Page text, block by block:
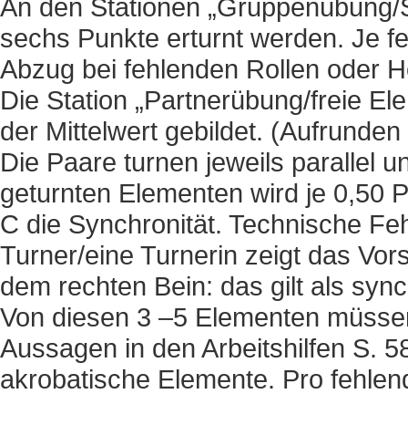
An den Stationen
sechs Punkte erturnt werden. Je
Abzug bei fehlenden Rollen oder
Die Station „Partnerübung/freie
der Mittelwert gebildet.
Die Paare turnen jeweils parallel
geturnten Elementen wird je 0,50
C die Synchronität. Technische
Turner/eine Turnerin zeigt das
dem rechten Bein: das gilt als
Von diesen 3 –5 Elementen
Aussagen in den Arbeitshilfen S.
akrobatische Elemente. Pro